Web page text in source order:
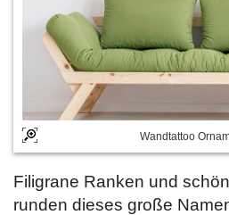
Wandtattoo
Filigrane Ranken und
runden dieses große